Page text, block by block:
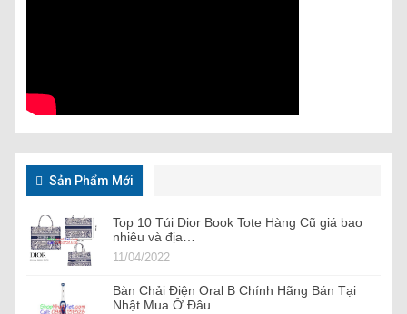
Sản Phẩm Mới
Top 10 Túi Dior Book Tote Hàng Cũ giá bao
nhiêu và địa…
11/04/2022
Bàn Chải Điện Oral B Chính Hãng Bán Tại
Nhật Mua Ở Đâu…